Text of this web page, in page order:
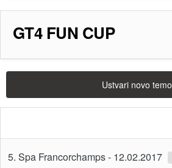
GT4 FUN CUP
Ustvari novo temo
5. Spa Francorchamps - 12.02.2017